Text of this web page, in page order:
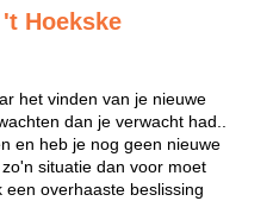
Hoekske
het vinden van je nieuwe
dan je verwacht had..
en heb je nog geen nieuwe
situatie dan voor moet
overhaaste beslissing